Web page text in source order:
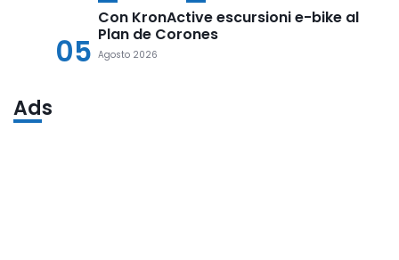
05
Con KronActive escursioni e-bike al
Plan de Corones
Agosto 2026
Ads